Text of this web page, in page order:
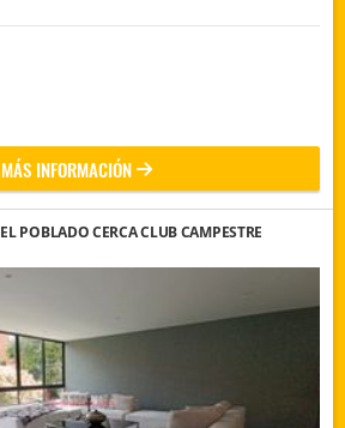
MÁS INFORMACIÓN
POBLADO CERCA CLUB CAMPESTRE